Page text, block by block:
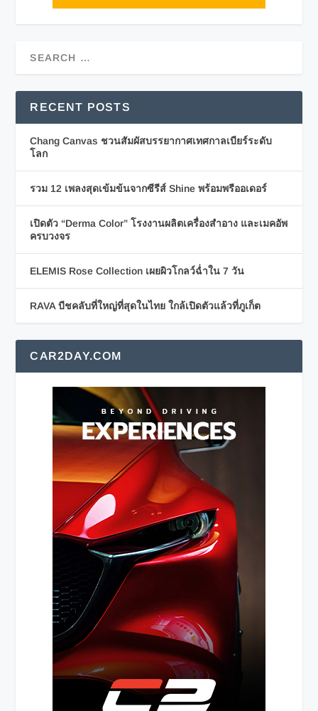
RECENT POSTS
Chang Canvas ชวนสัมผัสบรรยากาศเทศกาลเบียร์ระดับ
โลก
รวม 12 เพลงสุดเข้มข้นจากซีรีส์ Shine พร้อมพรีออเดอร์
เปิดตัว “Derma Color” โรงงานผลิตเครื่องสำอาง และเมคอัพ
ครบวงจร
ELEMIS Rose Collection เผยผิวโกลว์ฉ่ำใน 7 วัน
RAVA บีชคลับที่ใหญ่ที่สุดในไทย ใกล้เปิดตัวแล้วที่ภูเก็ต
CAR2DAY.COM